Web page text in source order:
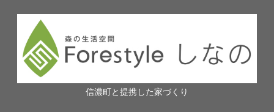
信濃町と提携した家づくり